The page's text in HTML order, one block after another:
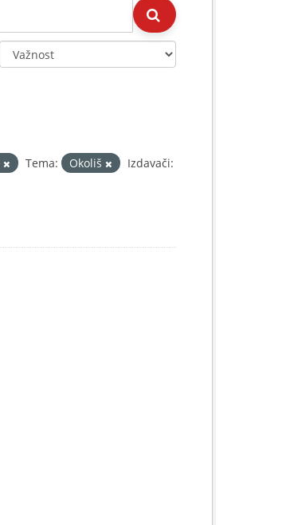
Tema: Okoliš
Izdavači: